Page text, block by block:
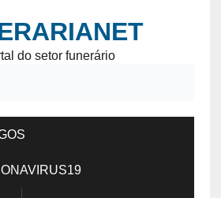
do setor funerário